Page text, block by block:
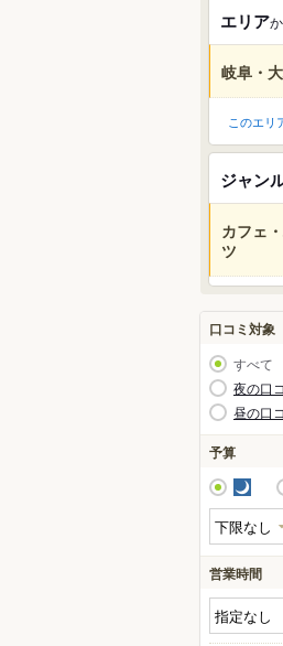
エリア
岐阜・
このエリ
ジャン
カフェ
ツ
口コミ対象
すべて
夜の口
昼の口
予算
夜
営業時間